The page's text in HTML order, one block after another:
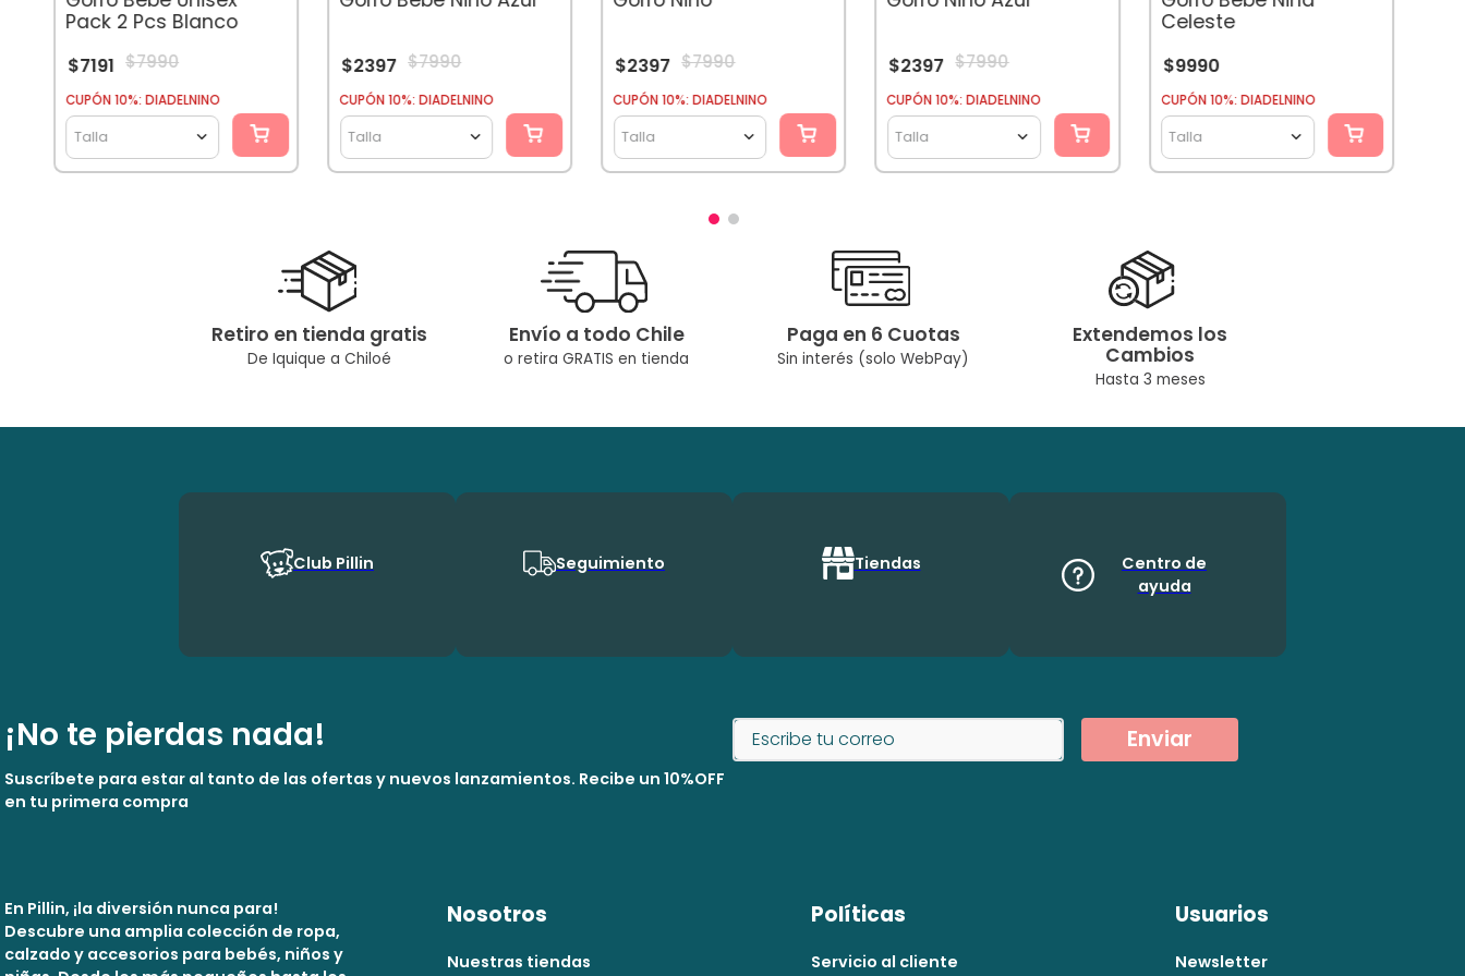
Pack 2 Pcs Blanco
$7191 $7990
CUPÓN 10%: DIADELNINO
Talla
$2397 $7990
CUPÓN 10%: DIADELNINO
Talla
$2397 $7990
CUPÓN 10%: DIADELNINO
Talla
$2397 $7990
CUPÓN 10%: DIADELNINO
Talla
Celeste
$9990
CUPÓN 10%: DIADELNINO
Talla
Retiro en tienda gratis
De Iquique a Chiloé
Envío a todo Chile
o retira GRATIS en tienda
Paga en 6 Cuotas
Sin interés (solo WebPay)
Extendemos los
Cambios
Hasta 3 meses
Club Pillin Seguimiento Tiendas
Centro de
ayuda
¡No te pierdas nada!
Suscríbete para estar al tanto de las ofertas y nuevos lanzamientos. Recibe un 10%OFF
en tu primera compra
Enviar
En Pillin, ¡la diversión nunca para!
Descubre una amplia colección de ropa,
calzado y accesorios para bebés, niños y
Nosotros
Nuestras tiendas
Políticas
Servicio al cliente
Usuarios
Newsletter